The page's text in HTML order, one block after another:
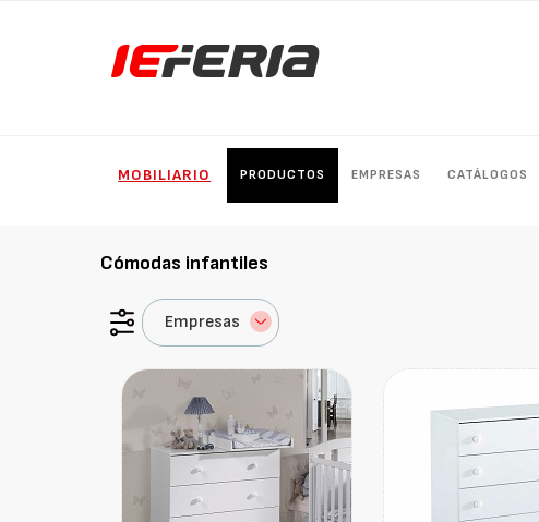
MOBILIARIO PRODUCTOS EMPRESAS CATÁLOGOS
Cómodas infantiles
Empresas